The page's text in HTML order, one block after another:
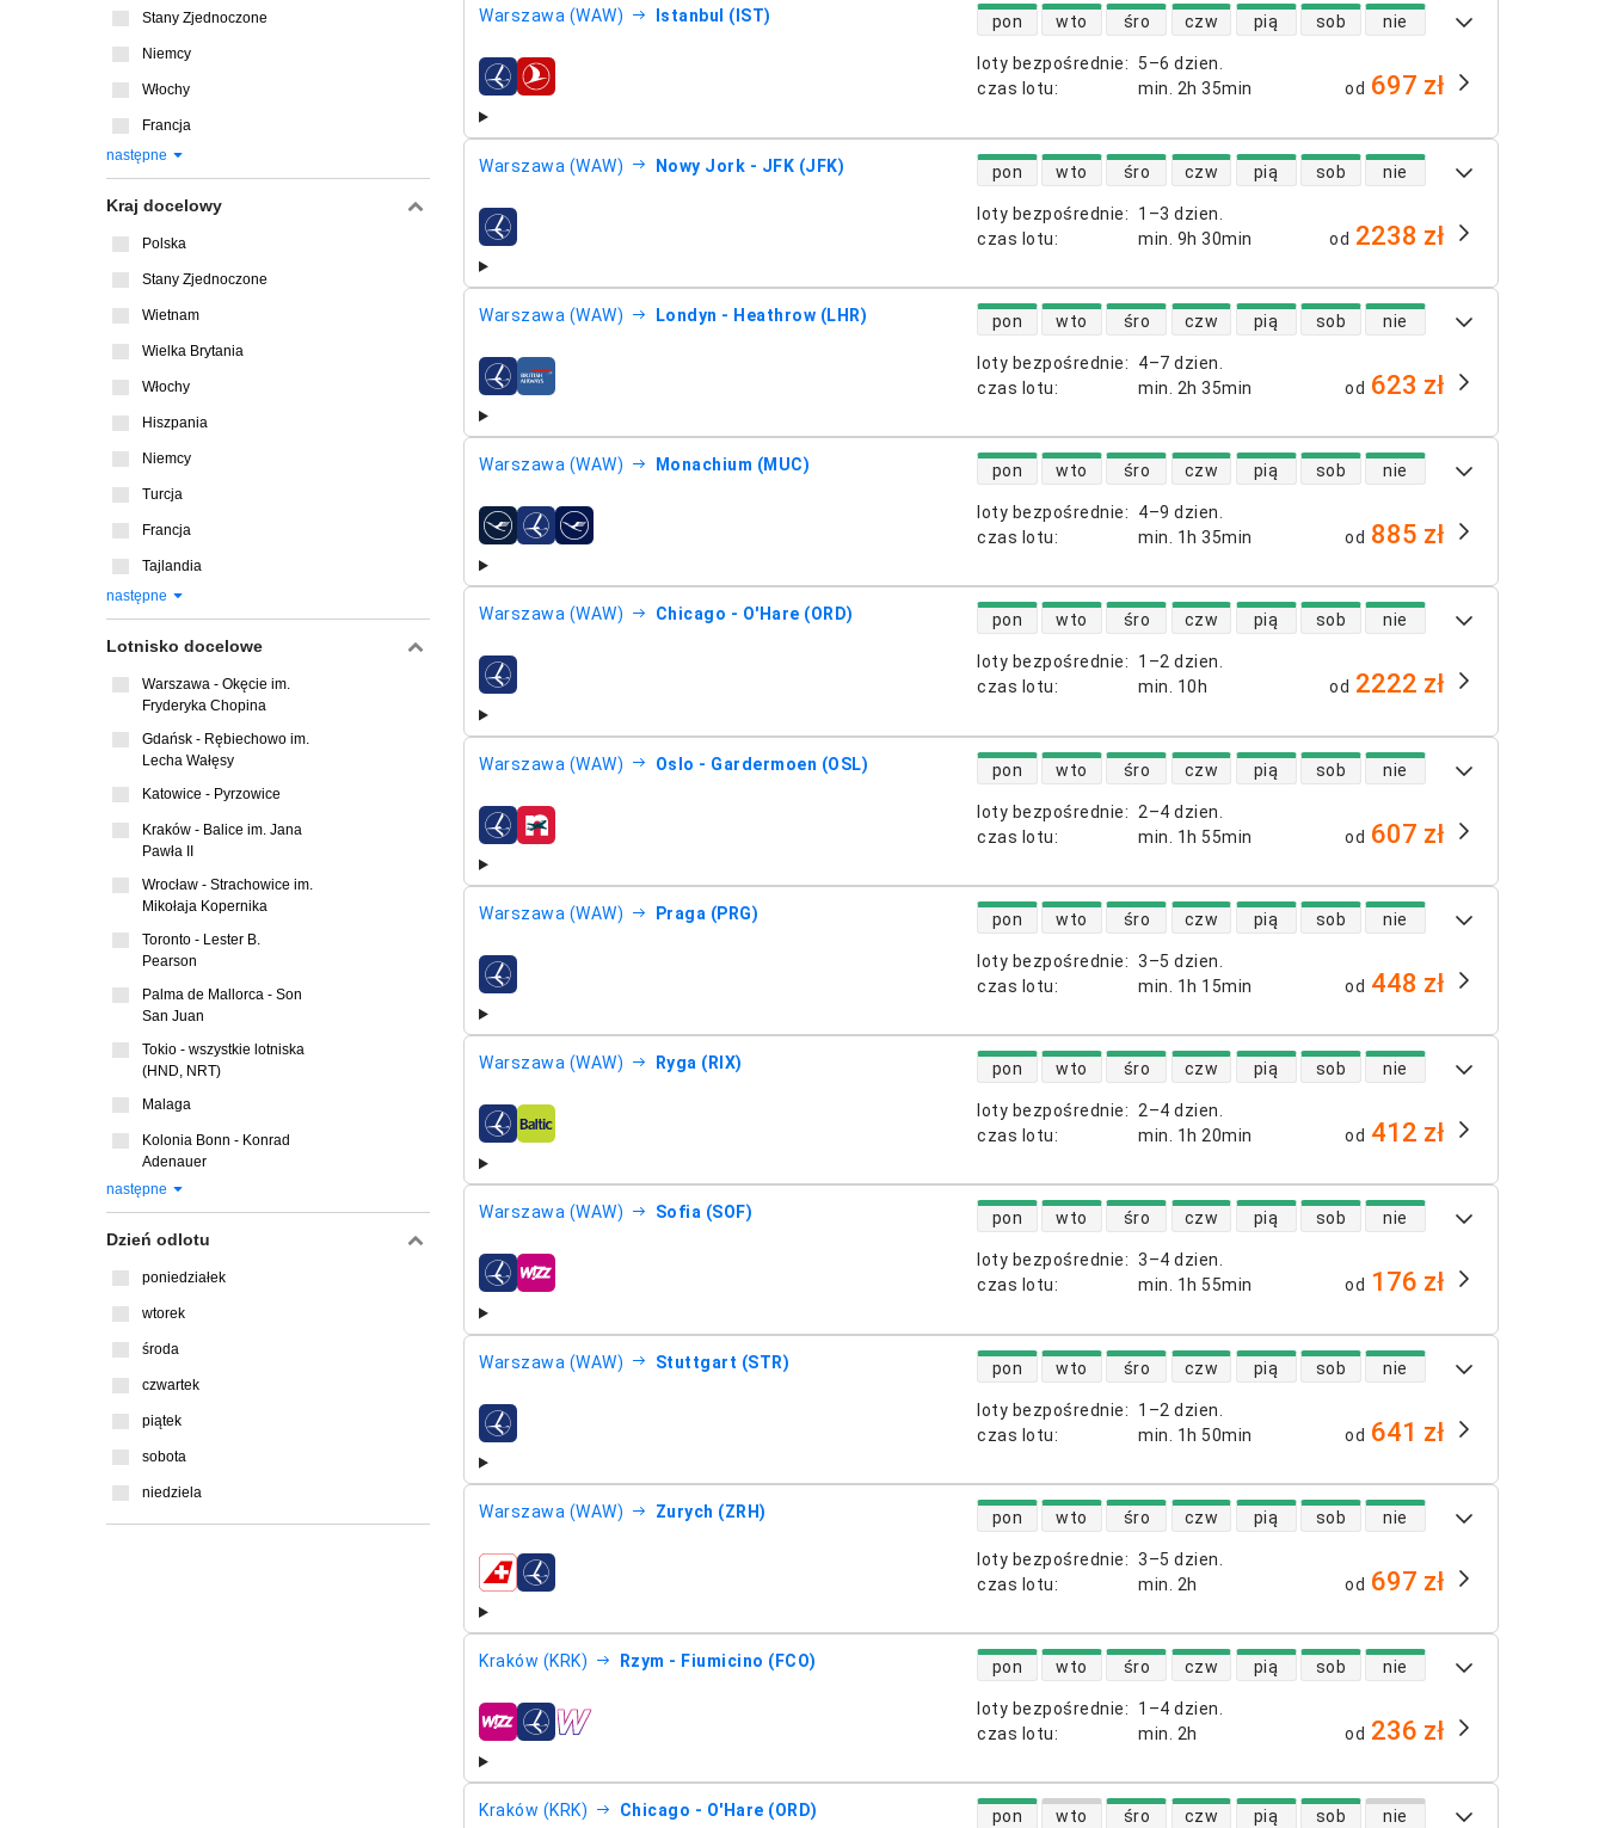
Warszawa (WAW) Istanbul (IST)
loty bezpośrednie:
5–6 dzien.
czas lotu: min. 2h 35min
dostępność lotów bezpośrednich
pon wto śro czw pią sob nie
linie lotnicze od 697 zł
Warszawa (WAW) Nowy Jork - JFK (JFK)
loty bezpośrednie:
1–3 dzien.
czas lotu: min. 9h 30min
dostępność lotów bezpośrednich
pon wto śro czw pią sob nie
linie lotnicze od 2238 zł
Warszawa (WAW) Londyn - Heathrow (LHR)
loty bezpośrednie:
4–7 dzien.
czas lotu: min. 2h 35min
dostępność lotów bezpośrednich
pon wto śro czw pią sob nie
linie lotnicze od 623 zł
Warszawa (WAW) Monachium (MUC)
loty bezpośrednie:
4–9 dzien.
czas lotu: min. 1h 35min
dostępność lotów bezpośrednich
pon wto śro czw pią sob nie
linie lotnicze od 885 zł
Warszawa (WAW) Chicago - O'Hare (ORD)
loty bezpośrednie:
1–2 dzien.
czas lotu: min. 10h
dostępność lotów bezpośrednich
pon wto śro czw pią sob nie
linie lotnicze od 2222 zł
Warszawa (WAW) Oslo - Gardermoen (OSL)
loty bezpośrednie:
2–4 dzien.
czas lotu: min. 1h 55min
dostępność lotów bezpośrednich
pon wto śro czw pią sob nie
linie lotnicze od 607 zł
Warszawa (WAW) Praga (PRG)
loty bezpośrednie: 3–5 dzien.
czas lotu: min. 1h 15min
dostępność lotów bezpośrednich
pon wto śro czw pią sob nie
linie lotnicze od 448 zł
Warszawa (WAW) Ryga (RIX)
loty bezpośrednie:
2–4 dzien.
czas lotu: min. 1h 20min
dostępność lotów bezpośrednich
pon wto śro czw pią sob nie
linie lotnicze od 412 zł
Warszawa (WAW) Sofia (SOF)
loty bezpośrednie: 3–4 dzien.
czas lotu: min. 1h 55min
dostępność lotów bezpośrednich
pon wto śro czw pią sob nie
linie lotnicze od 176 zł
Warszawa (WAW) Stuttgart (STR)
loty bezpośrednie:
1–2 dzien.
czas lotu: min. 1h 50min
dostępność lotów bezpośrednich
pon wto śro czw pią sob nie
linie lotnicze od 641 zł
Warszawa (WAW) Zurych (ZRH)
loty bezpośrednie: 3–5 dzien.
czas lotu: min. 2h
dostępność lotów bezpośrednich
pon wto śro czw pią sob nie
linie lotnicze od 697 zł
Kraków (KRK) Rzym - Fiumicino (FCO)
loty bezpośrednie:
1–4 dzien.
czas lotu: min. 2h
dostępność lotów bezpośrednich
pon wto śro czw pią sob nie
linie lotnicze od 236 zł
Kraków (KRK) Chicago - O'Hare (ORD) dostępność lotów bezpośrednich
pon wto śro czw pią sob nie
Stany Zjednoczone
Niemcy
Włochy
Francja
następne
Kraj docelowy
Polska
Stany Zjednoczone
Wietnam
Wielka Brytania
Włochy
Hiszpania
Niemcy
Turcja
Francja
Tajlandia
następne
Lotnisko docelowe
Warszawa - Okęcie im.
Fryderyka Chopina
Gdańsk - Rębiechowo im.
Lecha Wałęsy
Katowice - Pyrzowice
Kraków - Balice im. Jana
Pawła II
Wrocław - Strachowice im.
Mikołaja Kopernika
Toronto - Lester B.
Pearson
Palma de Mallorca - Son
San Juan
Tokio - wszystkie lotniska
(HND, NRT)
Malaga
Kolonia Bonn - Konrad
Adenauer
następne
Dzień odlotu
poniedziałek
wtorek
środa
czwartek
piątek
sobota
niedziela